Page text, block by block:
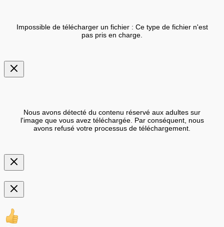
Impossible de télécharger un fichier : Ce type de fichier n'est
pas pris en charge.
Nous avons détecté du contenu réservé aux adultes sur
l'image que vous avez téléchargée. Par conséquent, nous
avons refusé votre processus de téléchargement.